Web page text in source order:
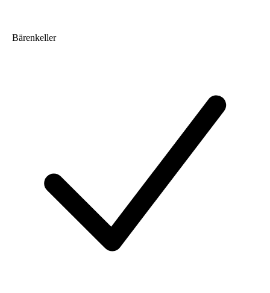
Bärenkeller